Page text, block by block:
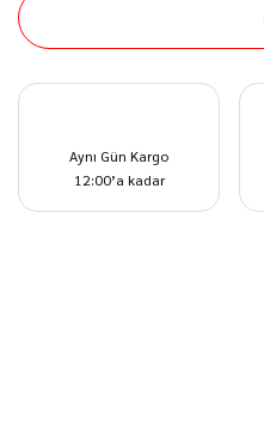
Aynı Gün Kargo
12:00’a kadar